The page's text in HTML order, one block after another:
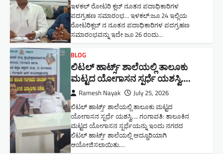
ಇಳಕಲ್ ರೋಟರಿ ಕ್ಲಬ್ ನೂತನ‌ ಪದಾಧಿಕಾರಿಗಳ
ಪದಗ್ರಹಣ ಸಮಾರಂಭ… ಇಳಕಲ್:ಜೂ 24 ಇಲ್ಲಿಯ
ರೋಟರಿಕ್ಲಬ್ ನ ನೂತನ ಪದಾಧಿಕಾರಿಗಳ ಪದಗ್ರಹಣ
ಸಮಾರಂಭವನ್ನು ಇದೇ ಜೂ 26 ರಂದು…
BLOG
ಲಿಟಲ್ ಹಾರ್ಟ್ಸ್ ಶಾಲೆಯಲ್ಲಿ ತಾಲೂಕು
ಮಟ್ಟದ ಯೋಗಾಸನ ಸ್ಪರ್ಧೆ ಯಶಸ್ವಿ….
Ramesh Nayak July 25, 2026
ಲಿಟಲ್ ಹಾರ್ಟ್ಸ್ ಶಾಲೆಯಲ್ಲಿ ತಾಲೂಕು ಮಟ್ಟದ
ಯೋಗಾಸನ ಸ್ಪರ್ಧೆ ಯಶಸ್ವಿ…. ಗಂಗಾವತಿ: ತಾಲೂಕಿನ
ಮಟ್ಟದ ಯೋಗಾಸನ ಸ್ಪರ್ಧೆಯನ್ನು ಇಂದು ನಗರದ
ಲಿಟಲ್ ಹಾರ್ಟ್ಸ್ ಶಾಲೆಯಲ್ಲಿ ಅದ್ದೂರಿಯಾಗಿ
ಆಯೋಜಿಸಲಾಯಿತು.…